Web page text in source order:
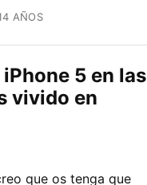
AÑOS
5 en las
vivido en
que os tenga que